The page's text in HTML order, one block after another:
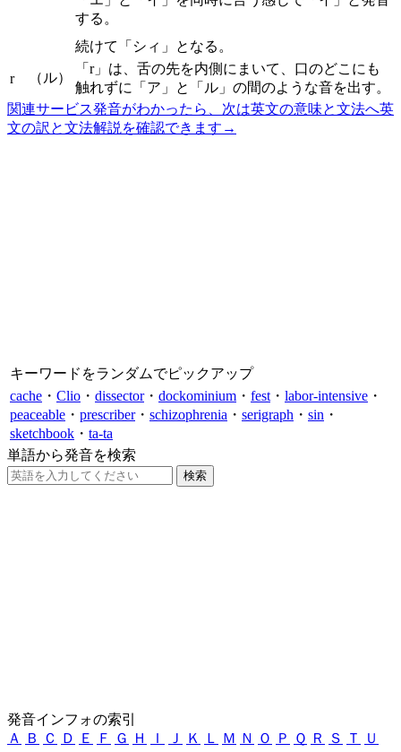
する。
続けて「シィ」となる。
r （ル）
「r」は、舌の先を内側にまいて、口のどこにも
触れずに「ア」と「ル」の間のような音を出す。
関連サービス発音がわかったら、次は英文の意味と文法へ英
文の訳と文法解説を確認できます →
キーワードをランダムでピックアップ
cache ・ Clio ・ dissector・ dockominium ・ fest ・ labor-intensive ・
peaceable ・ prescriber・ schizophrenia ・ serigraph ・ sin ・
sketchbook ・ ta-ta
単語から発音を検索
発音インフォの索引
Ａ
Ｂ Ｃ Ｄ Ｅ Ｆ Ｇ Ｈ Ｉ Ｊ Ｋ Ｌ Ｍ Ｎ Ｏ Ｐ Ｑ Ｒ Ｓ Ｔ
Ｕ